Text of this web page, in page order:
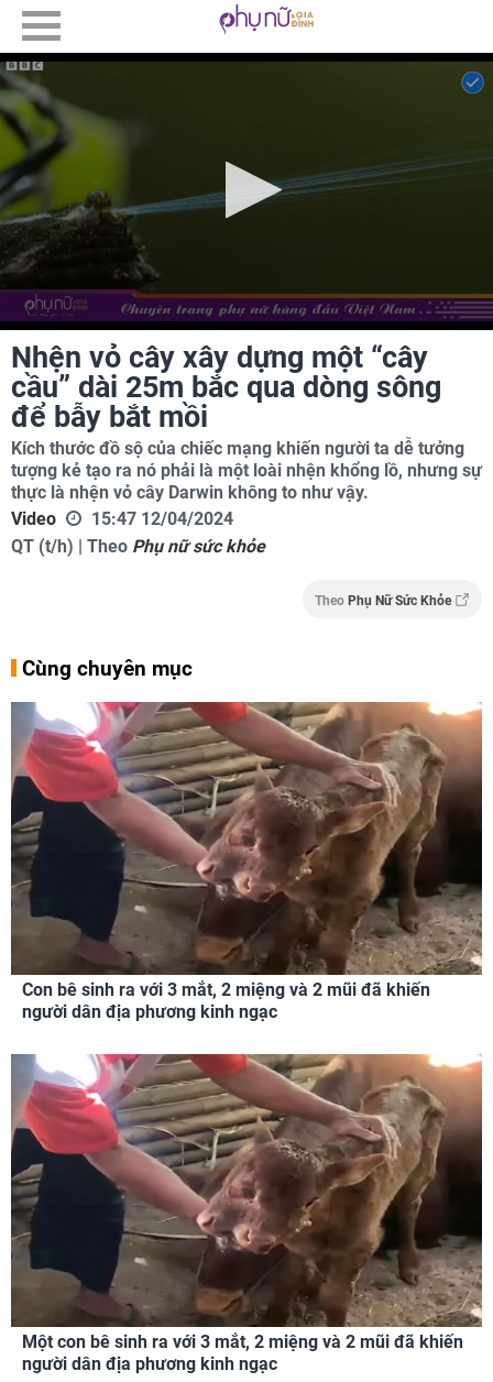
Nhện vỏ cây xây dựng một “cây
cầu” dài 25m bắc qua dòng sông
để bẫy bắt mồi
Kích thước đồ sộ của chiếc mạng khiến người ta dễ tưởng
tượng kẻ tạo ra nó phải là một loài nhện khổng lồ, nhưng sự
thực là nhện vỏ cây Darwin không to như vậy.
Video
15:47 12/04/2024
QT (t/h) | Theo Phụ nữ sức khỏe
Theo Phụ Nữ Sức Khỏe
Cùng chuyên mục
Con bê sinh ra với 3 mắt, 2 miệng và 2 mũi đã khiến
người dân địa phương kinh ngạc
Một con bê sinh ra với 3 mắt, 2 miệng và 2 mũi đã khiến
người dân địa phương kinh ngạc